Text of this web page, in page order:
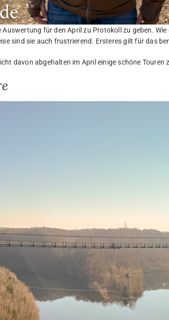
Auswertung für den April zu Protokoll zu geben.
sind sie auch frustrierend. Ersteres gilt für das
davon abgehalten im April einige schöne Touren